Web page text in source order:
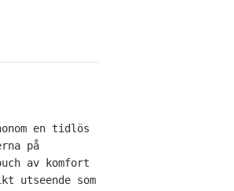
en tidlös
på
av komfort
utseende som